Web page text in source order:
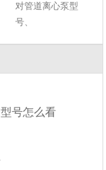
对管道离心泵型
号、
号怎么看